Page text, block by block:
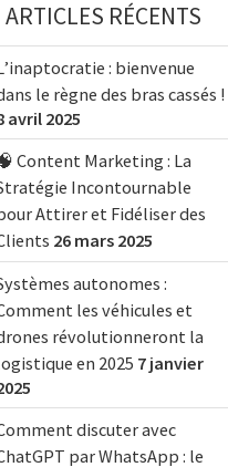
ARTICLES RÉCENTS
: bienvenue
le règne des bras cassés !
avril 2025
Content Marketing : La
Incontournable
Attirer et Fidéliser des
26 mars 2025
autonomes :
les véhicules et
révolutionneront la
en 2025 7 janvier
discuter avec
par WhatsApp : le